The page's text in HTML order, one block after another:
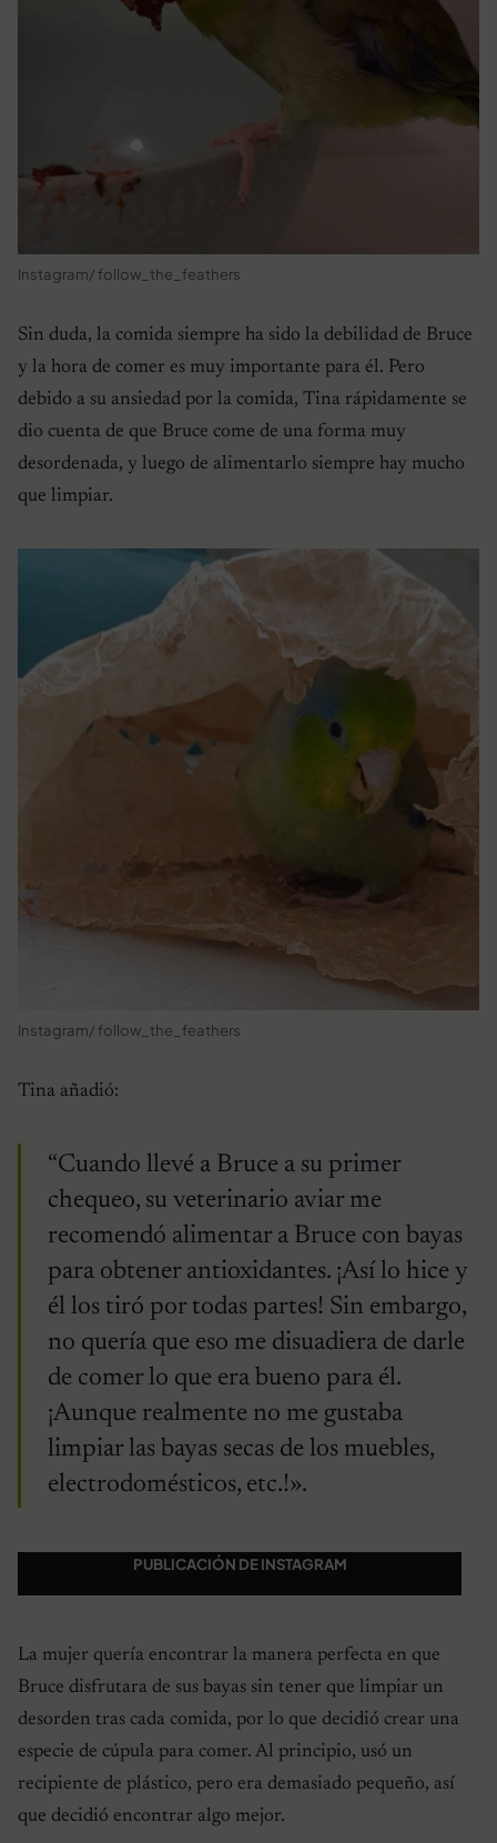
Instagram/ follow_the_feathers
Sin duda, la comida siempre ha sido la debilidad de Bruce
y la hora de comer es muy importante para él. Pero
debido a su ansiedad por la comida, Tina rápidamente se
dio cuenta de que Bruce come de una forma muy
desordenada, y luego de alimentarlo siempre hay mucho
que limpiar.
Instagram/ follow_the_feathers
Tina añadió:
“Cuando llevé a Bruce a su primer
chequeo, su veterinario aviar me
recomendó alimentar a Bruce con bayas
para obtener antioxidantes. ¡Así lo hice y
él los tiró por todas partes! Sin embargo,
no quería que eso me disuadiera de darle
de comer lo que era bueno para él.
¡Aunque realmente no me gustaba
limpiar las bayas secas de los muebles,
electrodomésticos, etc.!».
PUBLICACIÓN DE INSTAGRAM
La mujer quería encontrar la manera perfecta en que
Bruce disfrutara de sus bayas sin tener que limpiar un
desorden tras cada comida, por lo que decidió crear una
especie de cúpula para comer. Al principio, usó un
recipiente de plástico, pero era demasiado pequeño, así
que decidió encontrar algo mejor.